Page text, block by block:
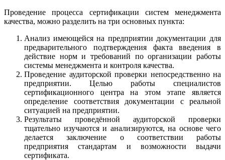
Проведение процесса сертификации систем менеджмента
качества, можно разделить на три основных пункта:
Анализ имеющейся на предприятии документации для
предварительного подтверждения факта введения в
действие норм и требований по организации работы
системы менеджмента и контроля качества.
Проведение аудиторской проверки непосредственно на
предприятии. Целью работы специалистов
сертификационного центра на этом этапе является
определение соответствия документации с реальной
ситуацией на предприятии.
Результаты проведённой аудиторской проверки
тщательно изучаются и анализируются, на основе чего
делается заключение о соответствии работы
предприятия стандартам и возможности выдачи
сертификата.